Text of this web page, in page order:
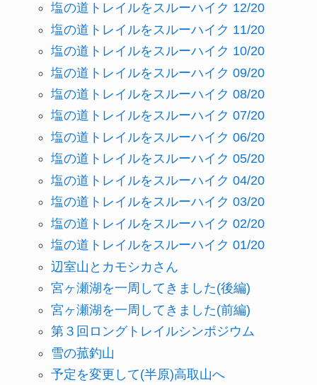
塩の道トレイルをスルーハイク 12/20
塩の道トレイルをスルーハイク 11/20
塩の道トレイルをスルーハイク 10/20
塩の道トレイルをスルーハイク 09/20
塩の道トレイルをスルーハイク 08/20
塩の道トレイルをスルーハイク 07/20
塩の道トレイルをスルーハイク 06/20
塩の道トレイルをスルーハイク 05/20
塩の道トレイルをスルーハイク 04/20
塩の道トレイルをスルーハイク 03/20
塩の道トレイルをスルーハイク 02/20
塩の道トレイルをスルーハイク 01/20
辺室山とカモシカさん
宮ヶ瀬湖を一周してきました(後編)
宮ヶ瀬湖を一周してきました(前編)
第３回ロングトレイルシンポジウム
雪の菰釣山
予定を変更して(半原)高取山へ